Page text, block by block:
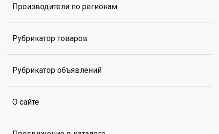
Производители по регионам
Рубрикатор товаров
Рубрикатор объявлений
О сайте